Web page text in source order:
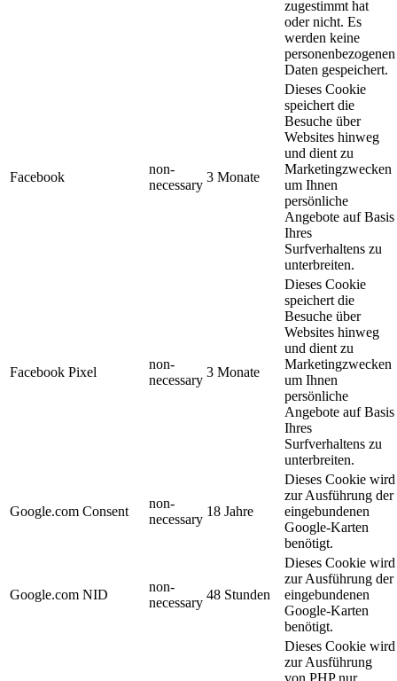
zugestimmt hat
oder nicht. Es
werden keine
personenbezogenen
Daten gespeichert.
Facebook
non-
necessary
3 Monate
Dieses Cookie
speichert die
Besuche über
Websites hinweg
und dient zu
Marketingzwecken
um Ihnen
persönliche
Angebote auf Basis
Ihres
Surfverhaltens zu
unterbreiten.
Facebook Pixel
non-
necessary
3 Monate
Dieses Cookie
speichert die
Besuche über
Websites hinweg
und dient zu
Marketingzwecken
um Ihnen
persönliche
Angebote auf Basis
Ihres
Surfverhaltens zu
unterbreiten.
Google.com Consent
non-
necessary
18 Jahre
Dieses Cookie wird
zur Ausführung der
eingebundenen
Google-Karten
benötigt.
Google.com NID
non-
necessary
48 Stunden
Dieses Cookie wird
zur Ausführung der
eingebundenen
Google-Karten
benötigt.
Dieses Cookie wird
zur Ausführung
von PHP nur